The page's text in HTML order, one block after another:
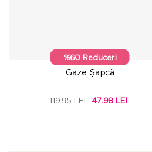
%60 Reduceri
Gaze Șapcă
119.95 LEI 47.98 LEI